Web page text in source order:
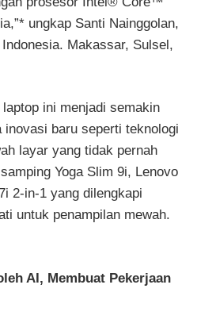
ungkap Santi Nainggolan,
Makassar, Sulsel,
ini menjadi semakin
inovasi baru seperti teknologi
layar yang tidak pernah
Yoga Slim 9i, Lenovo
2-in-1 yang dilengkapi
untuk penampilan mewah.
AI, Membuat Pekerjaan